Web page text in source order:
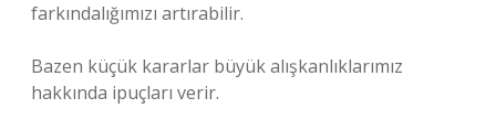
farkındalığımızı artırabilir.
Bazen küçük kararlar büyük alışkanlıklarımız
hakkında ipuçları verir.